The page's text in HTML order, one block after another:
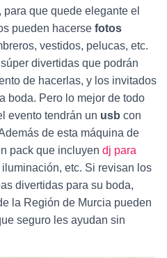
que quede elegante el
pueden hacerse fotos
vestidos, pelucas, etc.
divertidas que podrán
de hacerlas, y los invitados
boda. Pero lo mejor de todo
evento tendrán un usb con
de esta máquina de
pack que incluyen dj para
etc. Si revisan los
divertidas para su boda,
la Región de Murcia pueden
seguro les ayudan sin